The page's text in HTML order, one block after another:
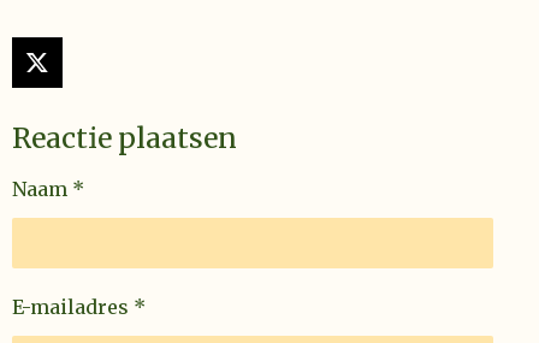
X
Reactie plaatsen
Naam *
E-mailadres *